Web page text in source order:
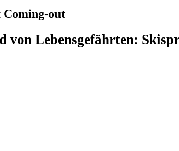
Coming-out
von Lebensgefährten: